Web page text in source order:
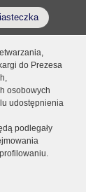
do Prezesa
osobowych
udostępnienia
podlegały